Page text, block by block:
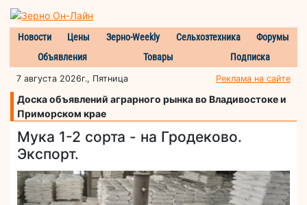
Новости Цены Зерно-Weekly Сельхозтехника
Форумы
Объявления
Товары Подписка
7 августа 2026г., Пятница Реклама на сайте
Доска объявлений аграрного рынка во Владивостоке и
Приморском крае
Мука 1-2 сорта - на Гродеково.
Экспорт.